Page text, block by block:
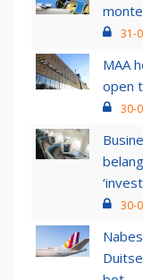
31-
MAA
open
30-
30-